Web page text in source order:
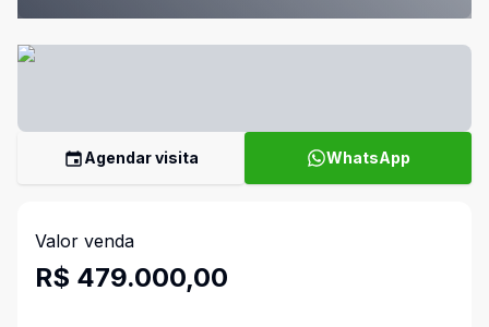
Agendar visita WhatsApp
Valor venda
R$ 479.000,00